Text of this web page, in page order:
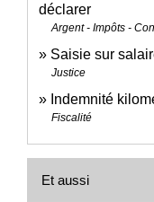
déclarer
Argent - Impôts -
Saisie sur
Justice
Indemnité
Fiscalité
Et aussi